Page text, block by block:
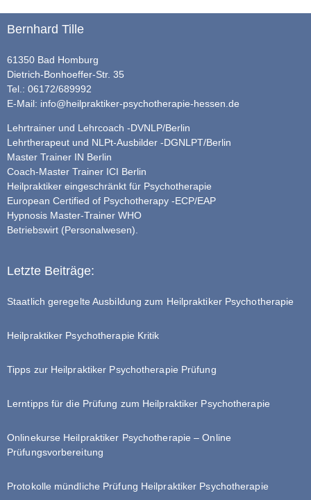
Bernhard Tille
61350 Bad Homburg
Dietrich-Bonhoeffer-Str. 35
Tel.: 06172/689992
E-Mail: info@heilpraktiker-psychotherapie-hessen.de
Lehrtrainer und Lehrcoach -DVNLP/Berlin
Lehrtherapeut und NLPt-Ausbilder -DGNLPT/Berlin
Master Trainer IN Berlin
Coach-Master Trainer ICI Berlin
Heilpraktiker eingeschränkt für Psychotherapie
European Certified of Psychotherapy -ECP/EAP
Hypnosis Master-Trainer WHO
Betriebswirt (Personalwesen).
Letzte Beiträge:
Staatlich geregelte Ausbildung zum Heilpraktiker Psychotherapie
Heilpraktiker Psychotherapie Kritik
Tipps zur Heilpraktiker Psychotherapie Prüfung
Lerntipps für die Prüfung zum Heilpraktiker Psychotherapie
Onlinekurse Heilpraktiker Psychotherapie – Online
Prüfungsvorbereitung
Protokolle mündliche Prüfung Heilpraktiker Psychotherapie